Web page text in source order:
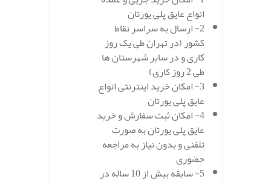
انواع عایق پلی یورتان
2- ارسال به سراسر نقاط
کشور (در تهران طی یک روز
کاری و در سایر شهرستان ها
طی 2 روز کاری)
3- امکان خرید اینترنتی انواع
عایق پلی یورتان
4- امکان ثبت سفارش و خرید
عایق پلی یورتان به صورت
تلفنی و بدون نیاز به مراجعه
حضوری
5- سابقه بیش از 10 ساله در